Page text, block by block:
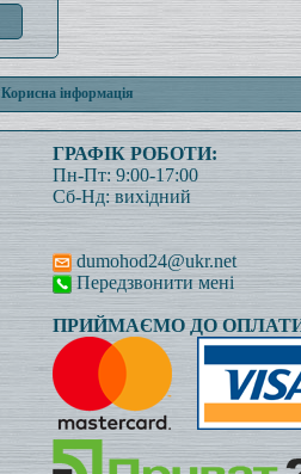
Корисна інформація
ГРАФІК РОБОТИ:
Пн-Пт: 9:00-17:00
Сб-Нд: вихідний
dumohod24@ukr.net
Передзвонити мені
ПРИЙМАЄМО ДО